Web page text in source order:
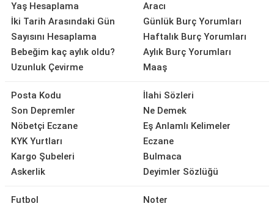
Yaş Hesaplama
İki Tarih Arasındaki Gün
Sayısını Hesaplama
Bebeğim kaç aylık oldu?
Uzunluk Çevirme
Aracı
Günlük Burç Yorumları
Haftalık Burç Yorumları
Aylık Burç Yorumları
Maaş
Posta Kodu
Son Depremler
Nöbetçi Eczane
KYK Yurtları
Kargo Şubeleri
Askerlik
İlahi Sözleri
Ne Demek
Eş Anlamlı Kelimeler
Eczane
Bulmaca
Deyimler Sözlüğü
Futbol
Noter